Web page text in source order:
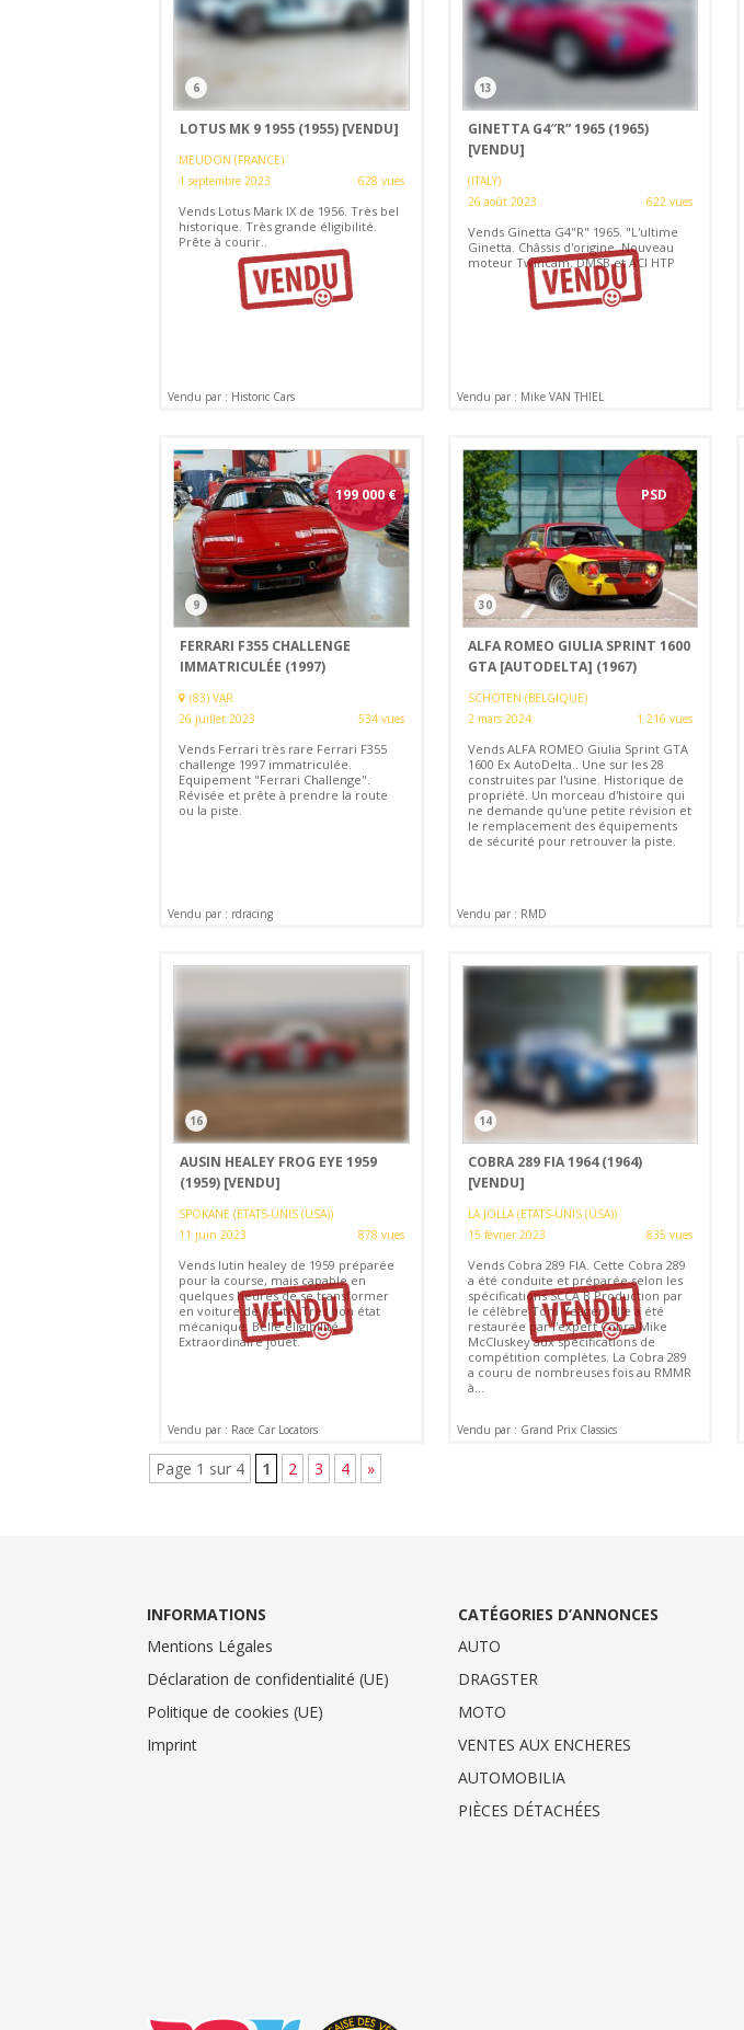
6
LOTUS MK 9 1955 (1955) [VENDU]
MEUDON (FRANCE)
1 septembre 2023
628 vues
Vends Lotus Mark IX de 1956. Très bel
historique. Très grande éligibilité.
Prête à courir..
Vendu par : Historic Cars
13
GINETTA G4″R” 1965 (1965)
[VENDU]
(ITALY)
26 août 2023
622 vues
Vends Ginetta G4"R" 1965. "L'ultime
Ginetta. Châssis d'origine. Nouveau
moteur Twincam. DMSB et ACI HTP
Vendu par : Mike VAN THIEL
199 000€
9
FERRARI F355 CHALLENGE
IMMATRICULÉE (1997)
(83) VAR
26 juillet 2023
534 vues
Vends Ferrari très rare Ferrari F355
challenge 1997 immatriculée.
Equipement "Ferrari Challenge".
Révisée et prête à prendre la route
ou la piste.
Vendu par : rdracing
PSD
30
ALFA ROMEO GIULIA SPRINT 1600
GTA [AUTODELTA] (1967)
SCHOTEN (BELGIQUE)
2 mars 2024
1 216 vues
Vends ALFA ROMEO Giulia Sprint GTA
1600 Ex AutoDelta.. Une sur les 28
construites par l'usine. Historique de
propriété. Un morceau d'histoire qui
ne demande qu'une petite révision et
le remplacement des équipements
de sécurité pour retrouver la piste.
Vendu par : RMD
16
AUSIN HEALEY FROG EYE 1959
(1959) [VENDU]
SPOKANE (ETATS-UNIS (USA))
11 juin 2023
878 vues
Vends lutin healey de 1959 préparée
pour la course, mais capable en
quelques heures de se transformer
en voiture de route. Très bon état
mécanique. Belle éligibilité.
Extraordinaire jouet.
Vendu par : Race Car Locators
14
COBRA 289 FIA 1964 (1964)
[VENDU]
LA JOLLA (ETATS-UNIS (USA))
15 février 2023
835 vues
Vends Cobra 289 FIA. Cette Cobra 289
a été conduite et préparée selon les
spécifications SCCA B Production par
le célèbre Tom Yeager. Elle a été
restaurée par l'expert Cobra Mike
McCluskey aux spécifications de
compétition complètes. La Cobra 289
a couru de nombreuses fois au RMMR
à...
Vendu par : Grand Prix Classics
Page 1 sur 4 1 2 3 4 »
INFORMATIONS
Mentions Légales
Déclaration de confidentialité (UE)
Politique de cookies (UE)
Imprint
CATÉGORIES D’ANNONCES
AUTO
DRAGSTER
MOTO
VENTES AUX ENCHERES
AUTOMOBILIA
PIÈCES DÉTACHÉES